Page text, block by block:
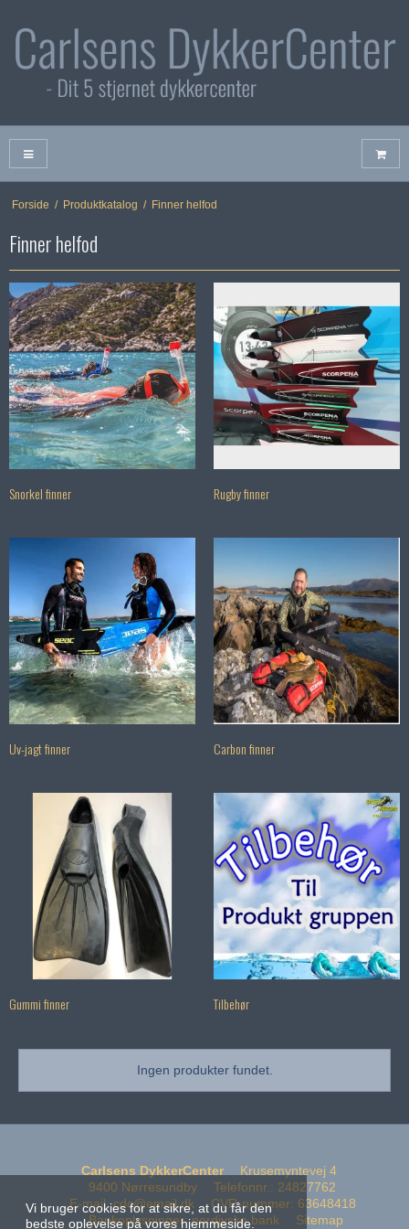
Vi bruger cookies for at sikre, at du får den
bedste oplevelse på vores hjemmeside.
Forside / Produktkatalog / Finner helfod
Finner helfod
Snorkel finner Rugby finner
Uv-jagt finner Carbon finner
Gummi finner Tilbehør
Ingen produkter fundet.
Carlsens DykkerCenter
Krusemyntevej 4
9400 Nørresundby
Telefonnr. : 24827762
E-mail: cdc@email.dk CVR-nummer: 63648418
Bankoplysninger:nordjyske bank Sitemap